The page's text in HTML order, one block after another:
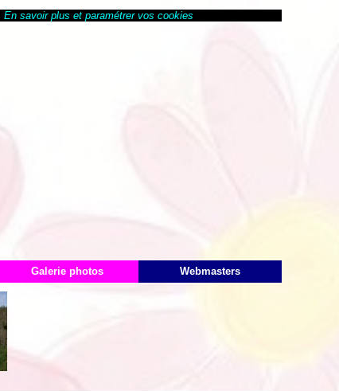
En savoir plus et paramétrer vos cookies
Galerie photos Webmasters